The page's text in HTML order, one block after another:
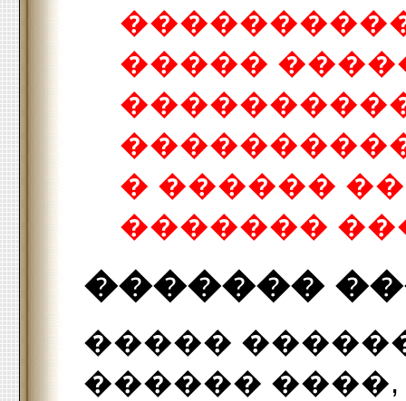
�����
� ������
�������
�������
�����
������